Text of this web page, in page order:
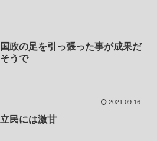
国政の足を引っ張った事が成果だ
そうで
2021.09.16
立民には激甘